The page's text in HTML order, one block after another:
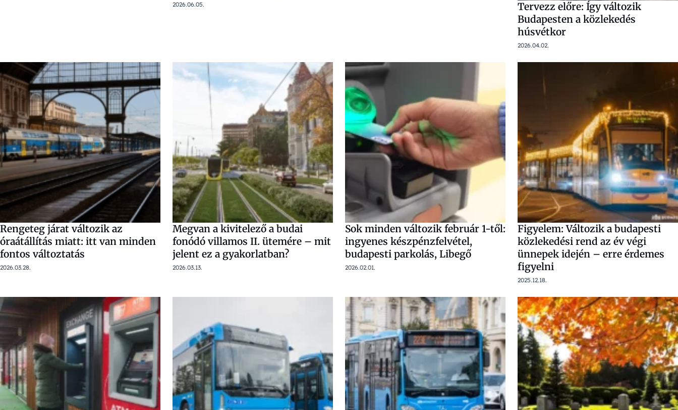
2026.06.05.
Tervezz előre: Így változik
Budapesten a közlekedés
húsvétkor
2026.04.02.
Rengeteg járat változik az
óraátállítás miatt: itt van minden
fontos változtatás
2026.03.28.
Megvan a kivitelező a budai
fonódó villamos II. ütemére – mit
jelent ez a gyakorlatban?
2026.03.13.
Sok minden változik február 1-től:
ingyenes készpénzfelvétel,
budapesti parkolás, Libegő
2026.02.01.
Figyelem: Változik a budapesti
közlekedési rend az év végi
ünnepek idején – erre érdemes
figyelni
2025.12.18.